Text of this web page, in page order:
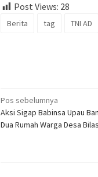
Post Views: 28
Berita tag TNI AD
Navigasi
pos
Pos sebelumnya
Aksi Sigap Babinsa Upau
Dua Rumah Warga Desa